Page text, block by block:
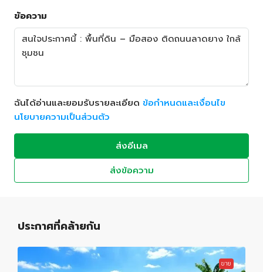
ข้อความ
ฉันได้อ่านและยอมรับรายละเอียด ข้อกำหนดและเงื่อนไข
นโยบายความเป็นส่วนตัว
ส่งอีเมล
ส่งข้อความ
ประกาศที่คล้ายกัน
ขาย